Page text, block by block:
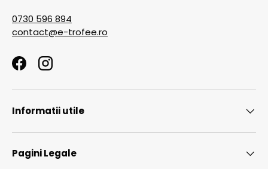
0730 596 894
contact@e-trofee.ro
FacebookInstagram
Informatii utile
Pagini Legale